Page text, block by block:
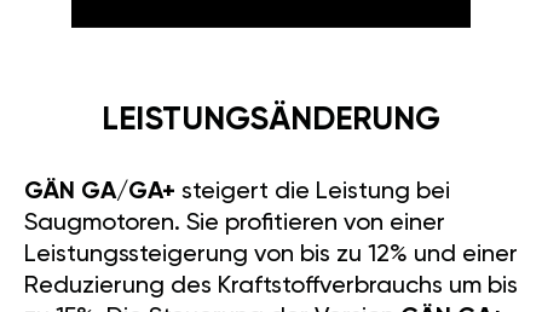
LEISTUNGSÄNDERUNG
GÄN GA/GA+ steigert die Leistung bei
Saugmotoren. Sie profitieren von einer
Leistungssteigerung von bis zu 12% und einer
Reduzierung des Kraftstoffverbrauchs um bis